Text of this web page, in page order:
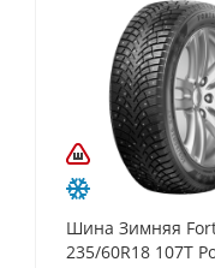
Шина Зимняя
235/60R18 107T